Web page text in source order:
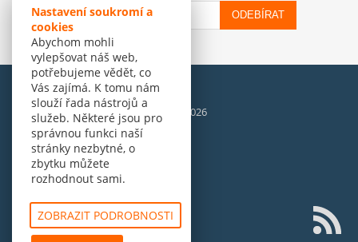
Nastavení soukromí a
cookies
Abychom mohli
vylepšovat náš web,
potřebujeme vědět, co
Vás zajímá. K tomu nám
slouží řada nástrojů a
služeb. Některé jsou pro
správnou funkci naší
stránky nezbytné, o
zbytku můžete
rozhodnout sami.
ZOBRAZIT PODROBNOSTI
ODEBÍRAT
© Amenit Software Solutions, 1998 - 2026
Powered by nopCommerce